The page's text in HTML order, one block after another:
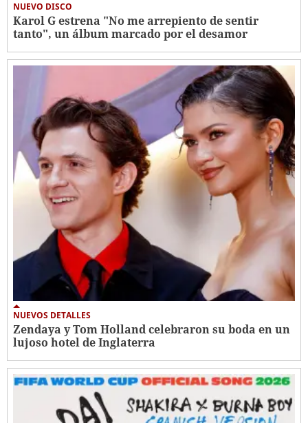
NUEVO DISCO
Karol G estrena "No me arrepiento de sentir
tanto", un álbum marcado por el desamor
NUEVOS DETALLES
Zendaya y Tom Holland celebraron su boda en un
lujoso hotel de Inglaterra